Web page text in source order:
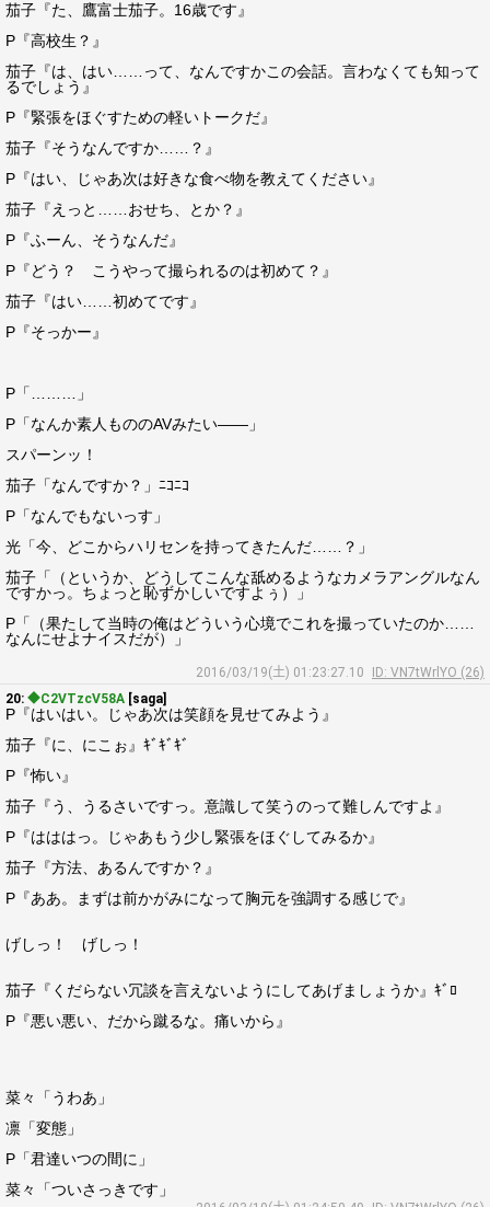
茄子『た、鷹富士茄子。16歳です』
P『高校生？』
茄子『は、はい……って、なんですかこの会話。言わなくても知って
るでしょう』
P『緊張をほぐすための軽いトークだ』
茄子『そうなんですか……？』
P『はい、じゃあ次は好きな食べ物を教えてください』
茄子『えっと……おせち、とか？』
P『ふーん、そうなんだ』
P『どう？ こうやって撮られるのは初めて？』
茄子『はい……初めてです』
P『そっかー』
P「………」
P「なんか素人もののAVみたい――」
スパーンッ！
茄子「なんですか？」ﾆｺﾆｺ
P「なんでもないっす」
光「今、どこからハリセンを持ってきたんだ……？」
茄子「（というか、どうしてこんな舐めるようなカメラアングルなん
ですかっ。ちょっと恥ずかしいですよぅ）」
P「（果たして当時の俺はどういう心境でこれを撮っていたのか……
なんにせよナイスだが）」
2016/03/19(土) 01:23:27.10
ID: VN7tWrlYO (26)
20: ◆C2VTzcV58A [saga]
P『はいはい。じゃあ次は笑顔を見せてみよう』
茄子『に、にこぉ』ｷﾞｷﾞｷﾞ
P『怖い』
茄子『う、うるさいですっ。意識して笑うのって難しんですよ』
P『はははっ。じゃあもう少し緊張をほぐしてみるか』
茄子『方法、あるんですか？』
P『ああ。まずは前かがみになって胸元を強調する感じで』
げしっ！ げしっ！
茄子『くだらない冗談を言えないようにしてあげましょうか』ｷﾞﾛ
P『悪い悪い、だから蹴るな。痛いから』
菜々「うわあ」
凛「変態」
P「君達いつの間に」
菜々「ついさっきです」